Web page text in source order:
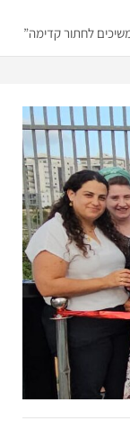
לחתור קדימה”